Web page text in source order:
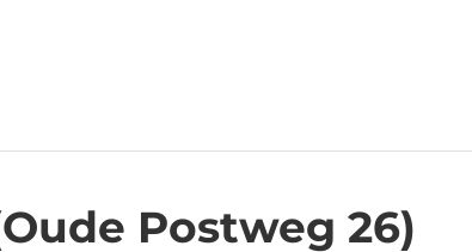
Postweg 26)